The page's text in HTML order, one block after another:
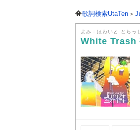
歌詞検索UtaTen
よみ：ほわいと とらっ
White Trash